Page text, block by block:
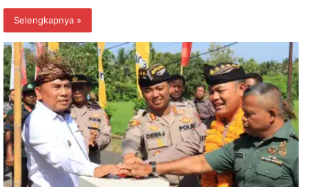
Selengkapnya »